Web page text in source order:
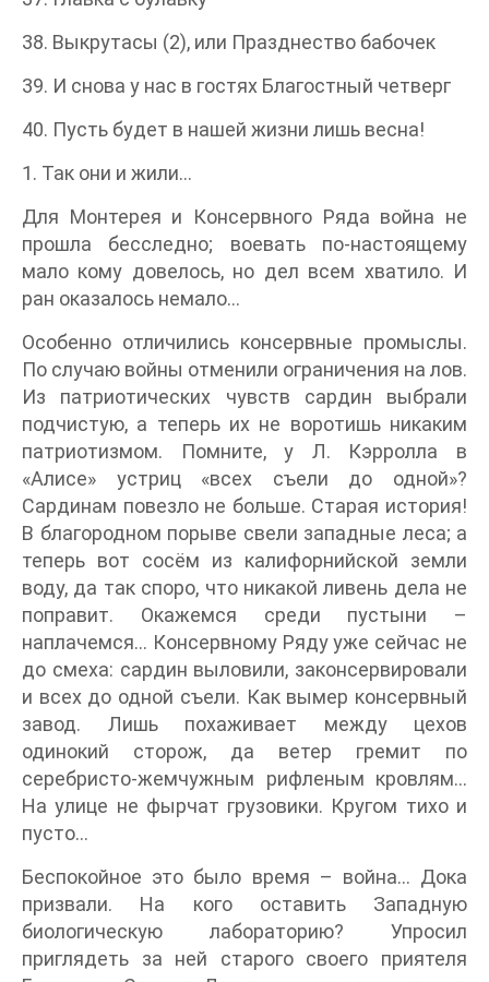
38. Выкрутасы (2), или Празднество бабочек
39. И снова у нас в гостях Благостный четверг
40. Пусть будет в нашей жизни лишь весна!
1. Так они и жили…
Для Монтерея и Консервного Ряда война не
прошла бесследно; воевать по-настоящему
мало кому довелось, но дел всем хватило. И
ран оказалось немало…
Особенно отличились консервные промыслы.
По случаю войны отменили ограничения на лов.
Из патриотических чувств сардин выбрали
подчистую, а теперь их не воротишь никаким
патриотизмом. Помните, у Л. Кэрролла в
«Алисе» устриц «всех съели до одной»?
Сардинам повезло не больше. Старая история!
В благородном порыве свели западные леса; а
теперь вот сосём из калифорнийской земли
воду, да так споро, что никакой ливень дела не
поправит. Окажемся среди пустыни –
наплачемся… Консервному Ряду уже сейчас не
до смеха: сардин выловили, законсервировали
и всех до одной съели. Как вымер консервный
завод. Лишь похаживает между цехов
одинокий сторож, да ветер гремит по
серебристо-жемчужным рифленым кровлям…
На улице не фырчат грузовики. Кругом тихо и
пусто…
Беспокойное это было время – война… Дока
призвали. На кого оставить Западную
биологическую лабораторию? Упросил
приглядеть за ней старого своего приятеля